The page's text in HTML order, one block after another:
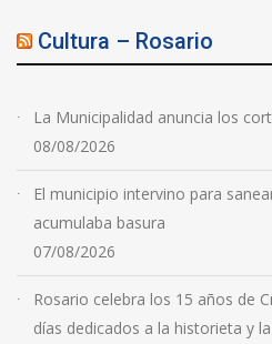
Cultura – Rosario
La Municipalidad anuncia los
08/08/2026
El municipio intervino para
acumulaba basura
07/08/2026
Rosario celebra los 15 años de
días dedicados a la historieta y